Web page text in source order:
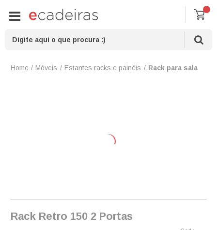
Móveis Estantes racks e painéis Rack para sala
Rack Retro 150 2 Portas